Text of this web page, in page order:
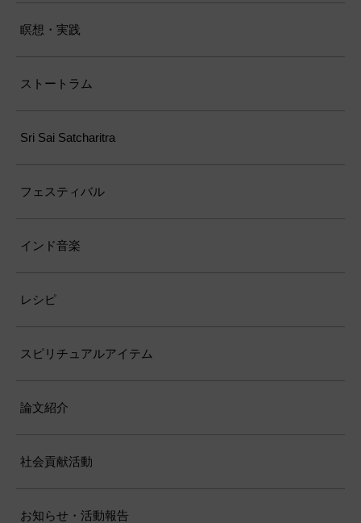
瞑想・実践
ストートラム
Sri Sai Satcharitra
フェスティバル
インド音楽
レシピ
スピリチュアルアイテム
論文紹介
社会貢献活動
お知らせ・活動報告